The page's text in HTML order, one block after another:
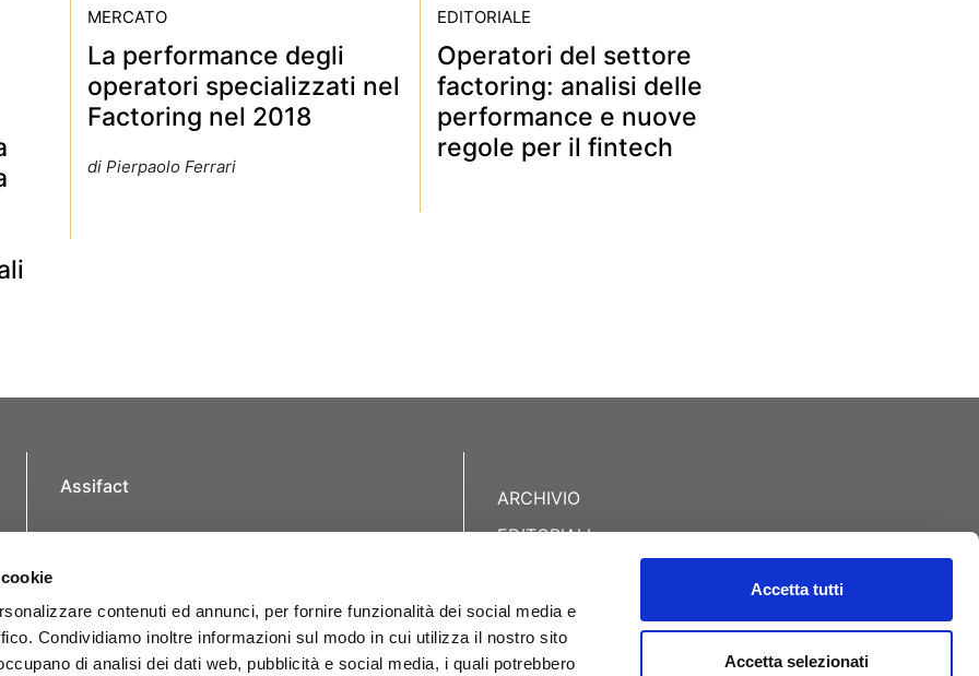
contenuti ed annunci, per fornire funzionalità dei social media e
Condividiamo inoltre informazioni sul modo in cui utilizza il nostro sito
di analisi dei dati web, pubblicità e social media, i quali potrebbero
Accetta tutti
Accetta selezionati
MERCATO
La performance degli
operatori specializzati nel
Factoring nel 2018
di Pierpaolo Ferrari
EDITORIALE
Operatori del settore
factoring: analisi delle
performance e nuove
regole per il fintech
Assifact
assifact@assifact.it
ARCHIVIO
EDITORIALI
DATI DI MERCATO
RUBRICHE